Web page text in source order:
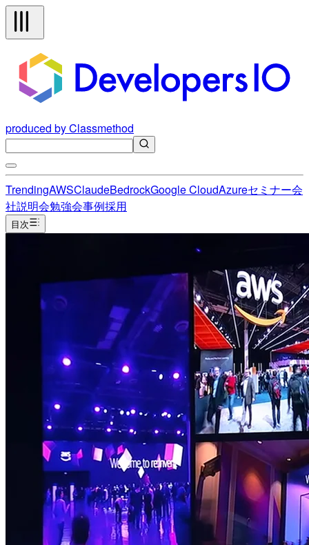
produced by Classmethod
TrendingAWSClaudeBedrockGoogle CloudAzureセミナー会
社説明会勉強会事例採用
目次